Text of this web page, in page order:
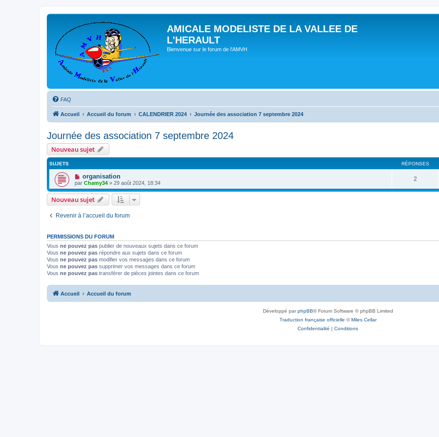
AMICALE MODELISTE DE LA VALLEE DE
L'HERAULT
Bienvenue sur le forum de l'AMVH
FAQ
Accueil Accueil du forum CALENDRIER 2024 Journée des association 7 septembre 2024
Journée des association 7 septembre 2024
Nouveau sujet
SUJETS RÉPONSES
organisation
par Chamy34 » 29 août 2024, 18:34
2
Nouveau sujet
Revenir à l’accueil du forum
PERMISSIONS DU FORUM
Vous ne pouvez pas publier de nouveaux sujets dans ce forum
Vous ne pouvez pas répondre aux sujets dans ce forum
Vous ne pouvez pas modifier vos messages dans ce forum
Vous ne pouvez pas supprimer vos messages dans ce forum
Vous ne pouvez pas transférer de pièces jointes dans ce forum
Accueil Accueil du forum
Développé parphpBB® Forum Software © phpBB Limited
Traduction française officielle ©Miles Cellar
Confidentialité | Conditions